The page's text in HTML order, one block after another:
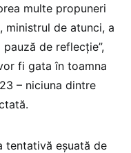
multe propuneri
ministrul de atunci, a
de reflecție”,
fi gata în toamna
– niciuna dintre
tentativă eșuată de